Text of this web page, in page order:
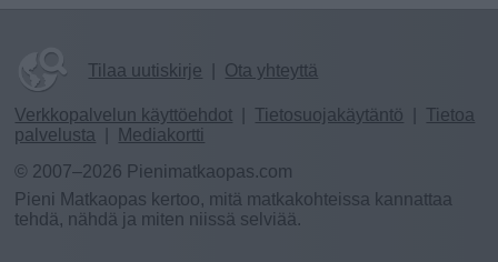
Tilaa uutiskirje Ota yhteyttä
Verkkopalvelun käyttöehdot Tietosuojakäytäntö
Tietoa
palvelusta
Mediakortti
© 2007–2026 Pienimatkaopas.com
Pieni Matkaopas kertoo, mitä matkakohteissa kannattaa
tehdä, nähdä ja miten niissä selviää.